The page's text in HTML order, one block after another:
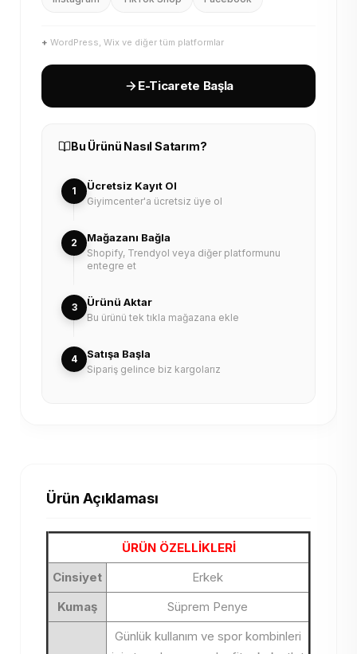
+ WordPress, Wix ve diğer tüm platformlar
E-Ticarete Başla
Bu Ürünü Nasıl Satarım?
1 Ücretsiz Kayıt Ol
Giyimcenter'a ücretsiz üye ol
2 Mağazanı Bağla
Shopify, Trendyol veya diğer platformunu
entegre et
3 Ürünü Aktar
Bu ürünü tek tıkla mağazana ekle
4 Satışa Başla
Sipariş gelince biz kargolarız
Ürün Açıklaması
ÜRÜN ÖZELLİKLERİ
Cinsiyet
Erkek
Kumaş
Süprem Penye
Günlük kullanım ve spor kombinleri